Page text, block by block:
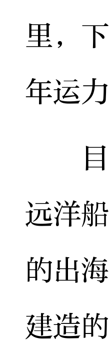
里，
年运
目
远洋
的出
建造